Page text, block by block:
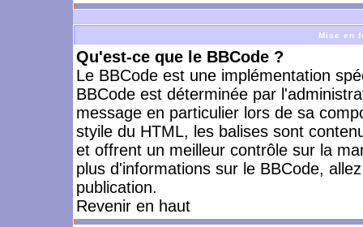
Mise en
Qu'est-ce que le BBCode ?
Le BBCode est une implémentation
BBCode est déterminée par
message en particulier lors de sa
styile du HTML, les balises sont
et offrent un meilleur contrôle sur la
plus d'informations sur le BBCode,
publication.
Revenir en haut